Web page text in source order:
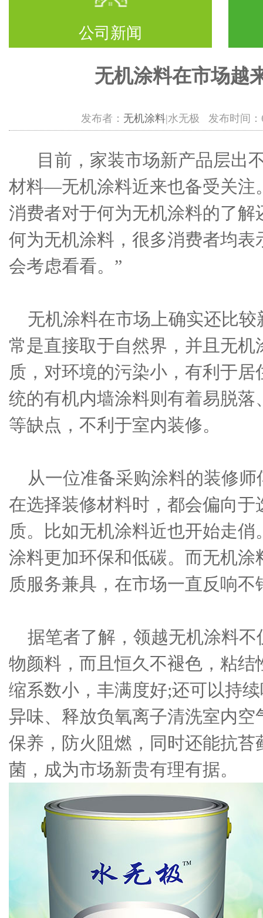
公司新闻
无机涂料在市场越
发布者： 无机涂料|水无极 发布时间：
目前，家装市场新产品层出
材料—无机涂料近来也备受关注
消费者对于何为无机涂料的了
何为无机涂料，很多消费者均表
会考虑看看。”
无机涂料在市场上确实还比较
常是直接取于自然界，并且无机
质，对环境的污染小，有利于
统的有机内墙涂料则有着易脱
等缺点，不利于室内装修。
从一位准备采购涂料的装修师
在选择装修材料时，都会偏向
质。比如无机涂料近也开始走
涂料更加环保和低碳。而无机
质服务兼具，在市场一直反响不
据笔者了解，领越无机涂料不
物颜料，而且恒久不褪色，粘
缩系数小，丰满度好;还可以持
异味、释放负氧离子清洗室内
保养，防火阻燃，同时还能抗
菌，成为市场新贵有理有据。